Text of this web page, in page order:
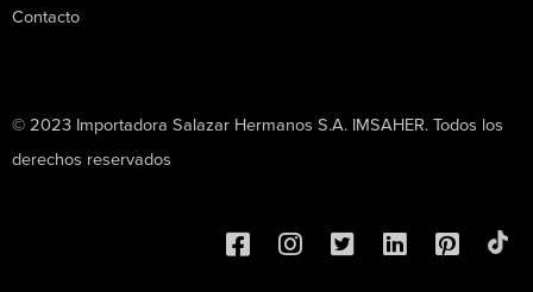
Contacto
© 2023 Importadora Salazar Hermanos S.A. IMSAHER. Todos los
derechos reservados